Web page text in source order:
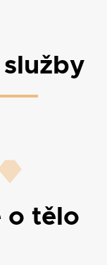
služby
o tělo